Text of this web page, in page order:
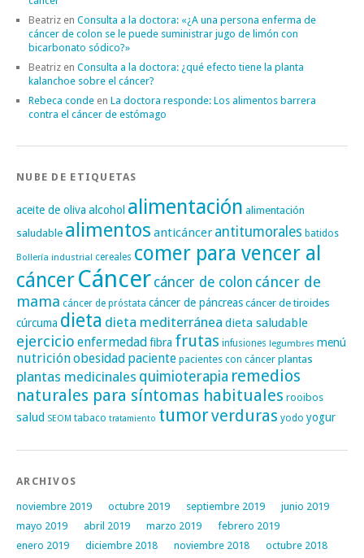
Beatriz en Consulta a la doctora: «¿A una persona enferma de
cáncer de colon se le puede suministrar jugo de limón con
bicarbonato sódico?»
Beatriz en Consulta a la doctora: ¿qué efecto tiene la planta
kalanchoe sobre el cáncer?
Rebeca conde en La doctora responde: Los alimentos barrera
contra el cáncer de estómago
NUBE DE ETIQUETAS
aceite de oliva alcohol alimentación alimentación
saludable alimentos anticáncer antitumorales batidos
Bollería industrial cereales comer para vencer al
cáncerCáncer cáncer de colon cáncer de
mama cáncer de próstata cáncer de páncreascáncer de tiroides
cúrcuma dieta dieta mediterránea dieta saludable
ejercicio enfermedadfibra frutas infusiones legumbres menú
nutriciónobesidad paciente pacientes con cáncer plantas
plantas medicinales quimioterapia remedios
naturales para síntomas habituales rooibos
salud SEOM tabaco tratamiento tumorverduras yodo yogur
ARCHIVOS
noviembre 2019 octubre 2019 septiembre 2019
junio 2019
mayo 2019
abril 2019 marzo 2019
febrero 2019
enero 2019
diciembre 2018 noviembre 2018
octubre 2018